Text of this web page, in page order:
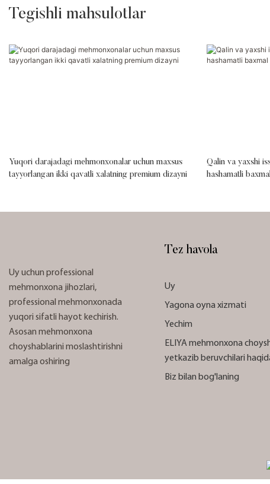
Tegishli mahsulotlar
Yuqori darajadagi mehmonxonalar uchun maxsus
tayyorlangan ikki qavatli xalatning premium dizayni
Qalin va yaxshi
hashamatli
Uy uchun professional
mehmonxona jihozlari,
professional mehmonxonada
yuqori sifatli hayot kechirish.
Asosan mehmonxona
choyshablarini moslashtirishni
amalga oshiring
Tez havola
Uy
Yagona oyna xizmati
Yechim
ELIYA mehmonxona
yetkazib beruvchilari
Biz bilan bog'laning